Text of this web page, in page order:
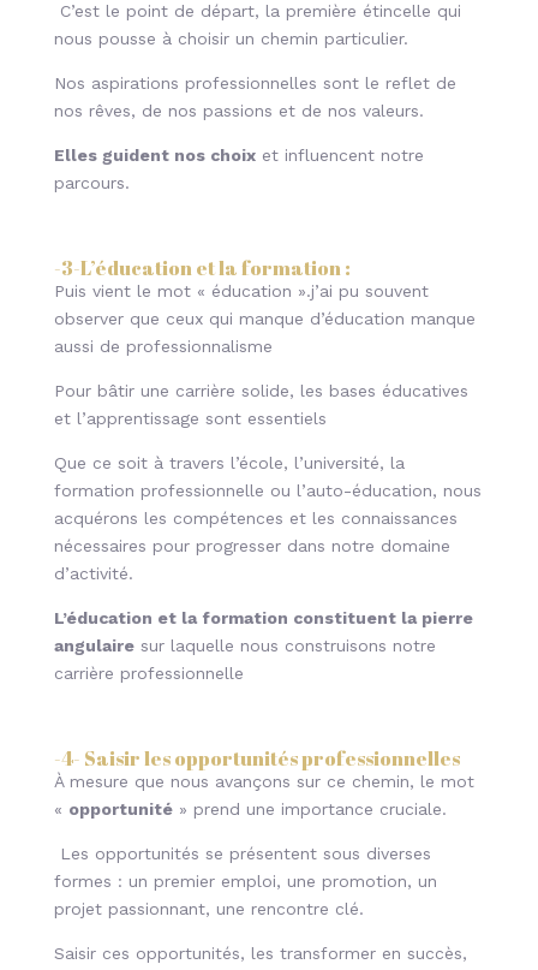
C’est le point de départ, la première étincelle qui
nous pousse à choisir un chemin particulier.
Nos aspirations professionnelles sont le reflet de
nos rêves, de nos passions et de nos valeurs.
Elles guident nos choixet influencent notre
parcours.
-3-L’éducation et la formation :
Puis vient le mot « éducation ».j’ai pu souvent
observer que ceux qui manque d’éducation manque
aussi de professionnalisme
Pour bâtir une carrière solide, les bases éducatives
et l’apprentissage sont essentiels
Que ce soit à travers l’école, l’université, la
formation professionnelle ou l’auto-éducation, nous
acquérons les compétences et les connaissances
nécessaires pour progresser dans notre domaine
d’activité.
L’éducation et la formation constituent la pierre
angulairesur laquelle nous construisons notre
carrière professionnelle
-4- Saisir les opportunités professionnelles
À mesure que nous avançons sur ce chemin, le mot
« opportunité» prend une importance cruciale.
Les opportunités se présentent sous diverses
formes : un premier emploi, une promotion, un
projet passionnant, une rencontre clé.
Saisir ces opportunités, les transformer en succès,